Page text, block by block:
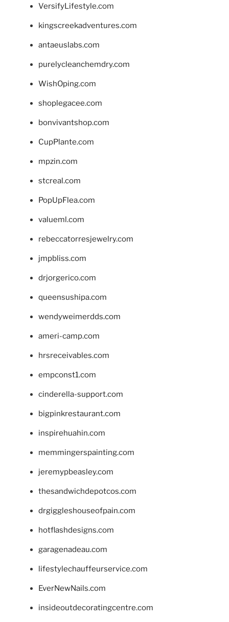
VersifyLifestyle.com
kingscreekadventures.com
antaeuslabs.com
purelycleanchemdry.com
WishOping.com
shoplegacee.com
bonvivantshop.com
CupPlante.com
mpzin.com
stcreal.com
PopUpFlea.com
valueml.com
rebeccatorresjewelry.com
jmpbliss.com
drjorgerico.com
queensushipa.com
wendyweimerdds.com
ameri-camp.com
hrsreceivables.com
empconst1.com
cinderella-support.com
bigpinkrestaurant.com
inspirehuahin.com
memmingerspainting.com
jeremypbeasley.com
thesandwichdepotcos.com
drgiggleshouseofpain.com
hotflashdesigns.com
garagenadeau.com
lifestylechauffeurservice.com
EverNewNails.com
insideoutdecoratingcentre.com